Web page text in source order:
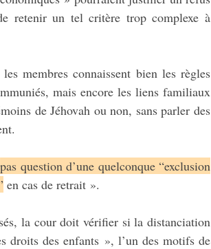
retenir un tel critère trop complexe à
membres connaissent bien les règles
mais encore les liens familiaux
de Jéhovah ou non, sans parler des
pas question d’une quelconque “exclusion
en cas de retrait ».
la cour doit vérifier si la distanciation
droits des enfants », l’un des motifs de